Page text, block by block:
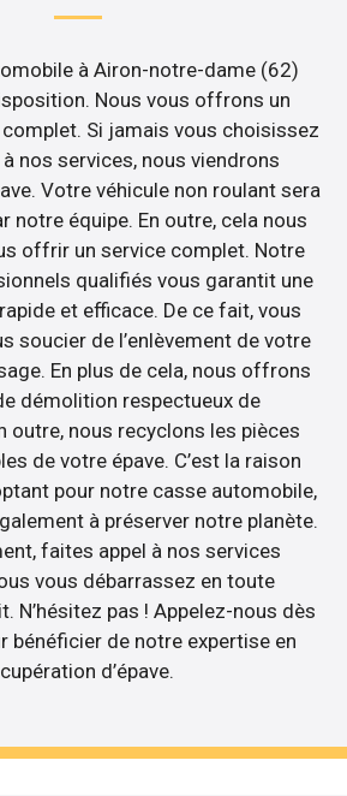
à Airon-notre-dame (62)
Nous vous offrons un
complet. Si jamais vous choisissez
nos services, nous viendrons
Votre véhicule non roulant sera
notre équipe. En outre, cela nous
offrir un service complet. Notre
qualifiés vous garantit une
et efficace. De ce fait, vous
soucier de l’enlèvement de votre
En plus de cela, nous offrons
démolition respectueux de
outre, nous recyclons les pièces
de votre épave. C’est la raison
pour notre casse automobile,
à préserver notre planète.
faites appel à nos services
vous débarrassez en toute
N’hésitez pas ! Appelez-nous dès
bénéficier de notre expertise en
d’épave.